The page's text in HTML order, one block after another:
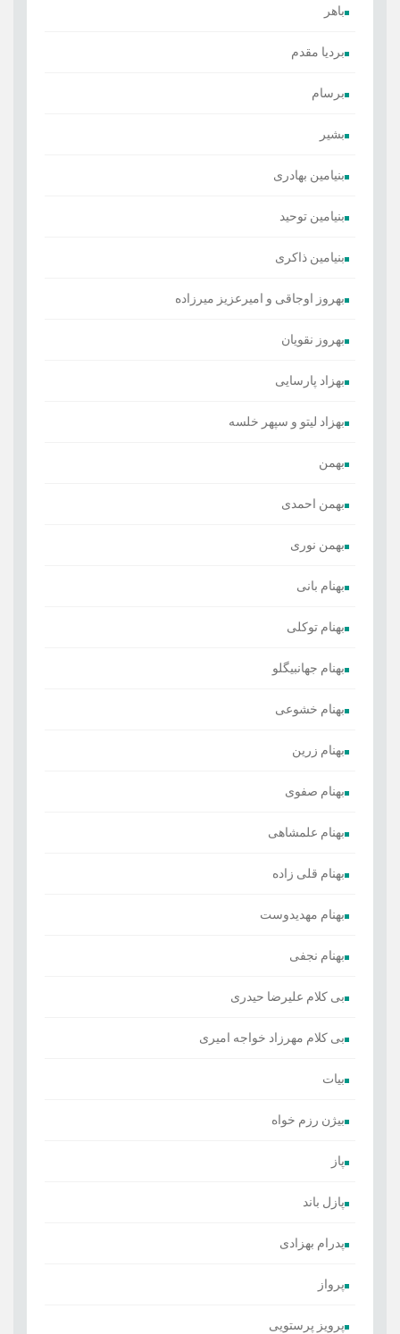
باهر
بردیا مقدم
برسام
بشیر
بنیامین بهادری
بنیامین توحید
بنیامین ذاکری
بهروز اوجاقی و امیرعزیز میرزاده
بهروز نقویان
بهزاد پارسایی
بهزاد لیتو و سپهر خلسه
بهمن
بهمن احمدی
بهمن نوری
بهنام بانی
بهنام توکلی
بهنام جهانبیگلو
بهنام خشوعی
بهنام زرین
بهنام صفوی
بهنام علمشاهی
بهنام قلی زاده
بهنام مهدیدوست
بهنام نجفی
بی کلام علیرضا حیدری
بی کلام مهرزاد خواجه امیری
بیات
بیژن رزم خواه
پاز
پازل باند
پدرام بهزادی
پرواز
پرویز پرستویی